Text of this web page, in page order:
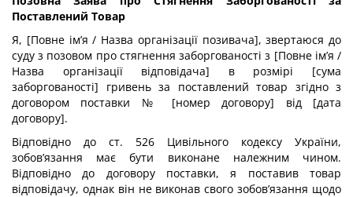
Поставлений Товар
Я, [Повне ім’я / Назва організації позивача], звертаюся до
суду з позовом про стягнення заборгованості з [Повне ім’я /
Назва організації відповідача] в розмірі [сума
заборгованості] гривень за поставлений товар згідно з
договором поставки № [номер договору] від [дата
договору].
Відповідно до ст. 526 Цивільного кодексу України,
зобов’язання має бути виконане належним чином.
Відповідно до договору поставки, я поставив товар
відповідачу, однак він не виконав свого зобов’язання щодо